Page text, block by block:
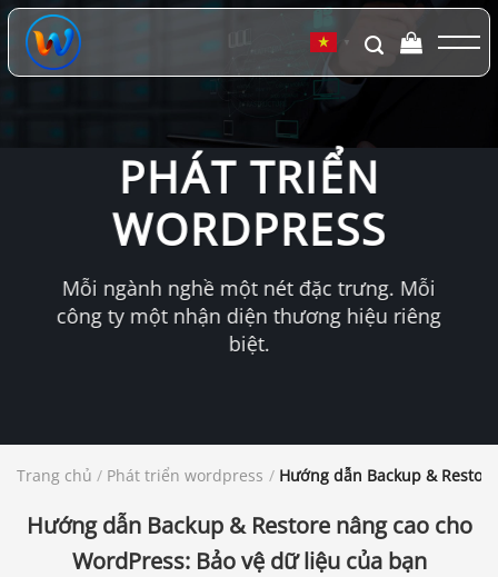
Chuyển
đến
dung
▼
PHÁT TRIỂN
WORDPRESS
Mỗi ngành nghề một nét đặc trưng. Mỗi
công ty một nhận diện thương hiệu riêng
biệt.
Trang chủ / Phát triển wordpress / Hướng dẫn Backup &
Hướng dẫn Backup & Restore nâng cao cho
WordPress: Bảo vệ dữ liệu của bạn